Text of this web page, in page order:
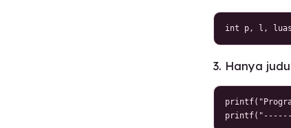
int p, l,
3. Hanya